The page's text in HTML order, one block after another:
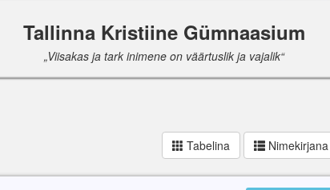
Tallinna Kristiine Gümnaasium
„Viisakas ja tark inimene on väärtuslik ja vajalik“
Tabelina Nimekirjana